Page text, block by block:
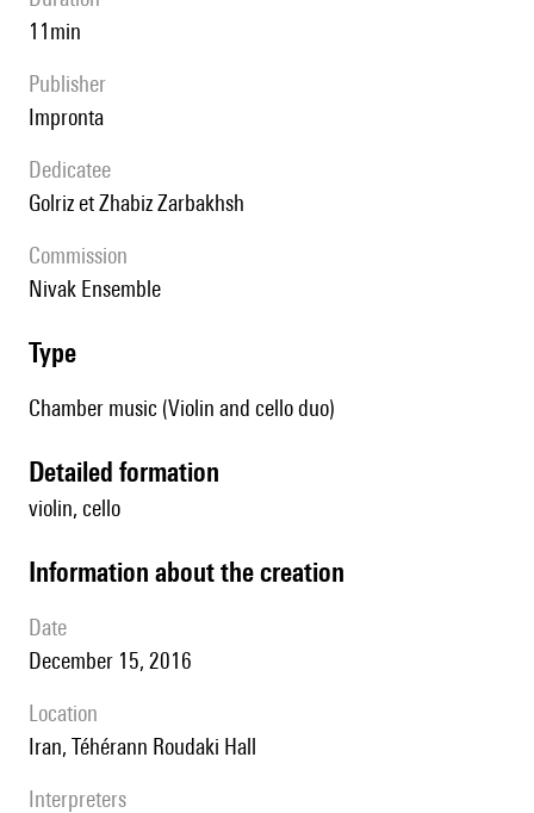
11min
publisher
Impronta
Dedicatee
Golriz et Zhabiz Zarbakhsh
Commission
Nivak Ensemble
type
Chamber music (Violin and cello duo)
detailed formation
violin, cello
information about the creation
date
December 15, 2016
location
Iran, Téhérann Roudaki Hall
interpreters